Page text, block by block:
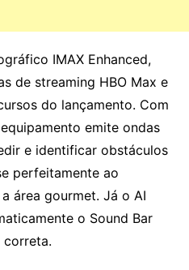
IMAX Enhanced,
de streaming HBO Max e
do lançamento. Com
emite ondas
e identificar obstáculos
perfeitamente ao
área gourmet. Já o AI
o Sound Bar
correta.